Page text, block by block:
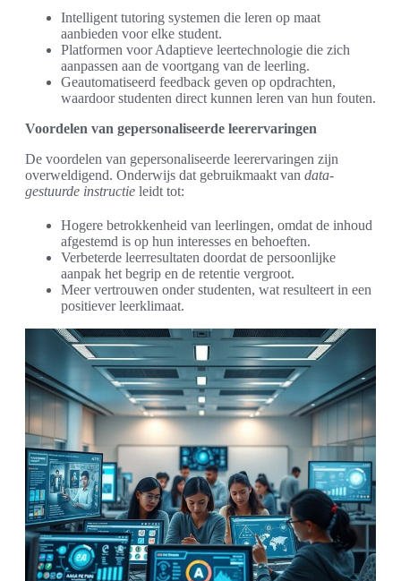
Intelligent tutoring systemen die leren op maat
aanbieden voor elke student.
Platformen voor Adaptieve leertechnologie die zich
aanpassen aan de voortgang van de leerling.
Geautomatiseerd feedback geven op opdrachten,
waardoor studenten direct kunnen leren van hun fouten.
Voordelen van gepersonaliseerde leerervaringen
De voordelen van gepersonaliseerde leerervaringen zijn
overweldigend. Onderwijs dat gebruikmaakt van data-
gestuurde instructie leidt tot:
Hogere betrokkenheid van leerlingen, omdat de inhoud
afgestemd is op hun interesses en behoeften.
Verbeterde leerresultaten doordat de persoonlijke
aanpak het begrip en de retentie vergroot.
Meer vertrouwen onder studenten, wat resulteert in een
positiever leerklimaat.